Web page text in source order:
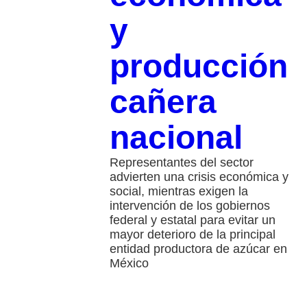
y
producción
cañera
nacional
Representantes del sector
advierten una crisis económica y
social, mientras exigen la
intervención de los gobiernos
federal y estatal para evitar un
mayor deterioro de la principal
entidad productora de azúcar en
México